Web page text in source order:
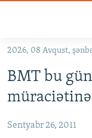
Əsas
qayıt
Əsas
qayıt
#ƏSLINDƏ
2026, 08 Avqust,
BMT bu
müraciətinə
Sentyabr 26, 2011